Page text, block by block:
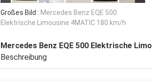
Großes Bild : Mercedes Benz EQE 500
Elektrische Limousine 4MATIC 180 km/h
Mercedes Benz EQE 500 Elektrische
Beschreibung